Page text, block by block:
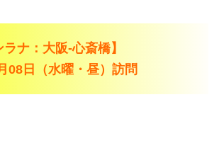
ラナ：大阪-心斎橋】
08日（水曜・昼）訪問